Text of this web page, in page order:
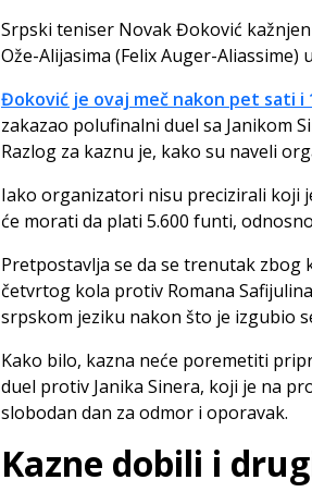
Srpski teniser Novak Đoković
Ože-Alijasima (Felix Auger-
Đoković je ovaj meč nakon pet sati
zakazao polufinalni duel sa Janikom
Razlog za kaznu je, kako su naveli
Iako organizatori nisu precizirali koji
će morati da plati 5.600 funti,
Pretpostavlja se da se trenutak
četvrtog kola protiv Romana
srpskom jeziku nakon što je izgubio
Kako bilo, kazna neće poremetiti
duel protiv Janika Sinera, koji je na
slobodan dan za odmor i oporavak.
Kazne dobili i